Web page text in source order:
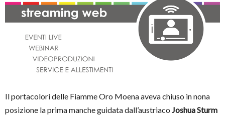
Il portacolori delle Fiamme Oro Moena aveva chiuso in nona
posizione la prima manche guidata dall’austriaco Joshua Sturm